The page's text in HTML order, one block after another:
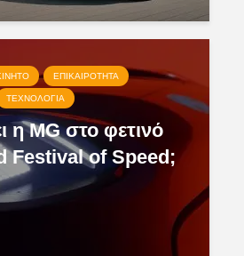
ΕΠΙΚΑΙΡΌΤΗΤΑ
ΤΕΧΝΟΛΟΓΊΑ
η MG στο φετινό
Festival of Speed;